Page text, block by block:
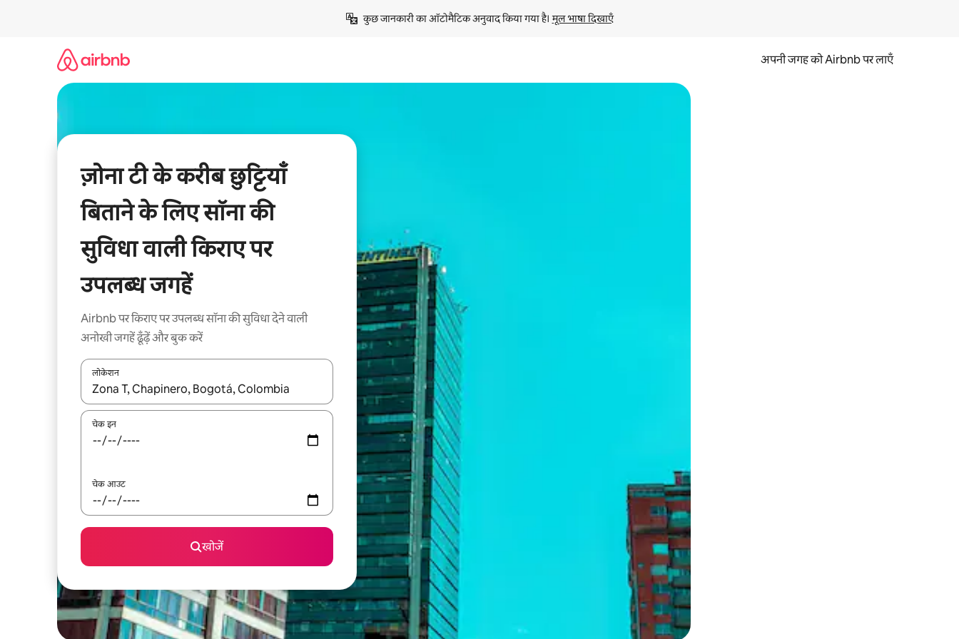
कुछ जानकारी का ऑटोमैटिक अनुवाद किया गया है। मूल भाषा दिखाएँ
अपनी जगह को Airbnb पर लाएँ
ज़ोना टी के करीब छुट्टियाँ
बिताने के लिए सॉना की
सुविधा वाली किराए पर
उपलब्ध जगहें
Airbnb पर किराए पर उपलब्ध सॉना की सुविधा देने वाली
अनोखी जगहें ढूँढ़ें और बुक करें
लोकेशन
नतीजों के उपलब्ध होने पर, अप और डाउन 'ऐरो की' का इस्तेमाल करके नेविगेट करें या टच या फिर स्वाइप जेस्चर का इस्तेमाल करके एक्सप्लोर करें।
चेक इन
चेक आउट
खोजें